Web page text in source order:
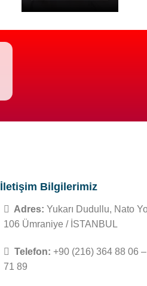
İletişim Bilgilerimiz
Adres: Yukarı Dudullu, Nato
106 Ümraniye / İSTANBUL
Telefon: +90 (216) 364 88 06
71 89